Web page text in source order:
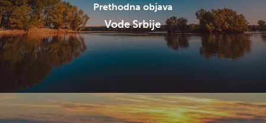
Prethodna objava
Vode Srbije